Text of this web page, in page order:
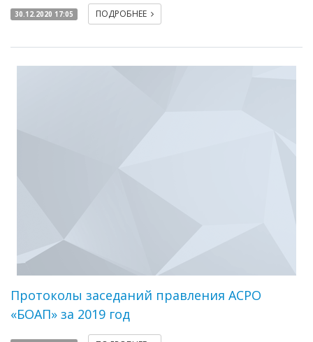
30.12.2020 17:05 ПОДРОБНЕЕ
Протоколы заседаний правления АСРО
«БОАП» за 2019 год